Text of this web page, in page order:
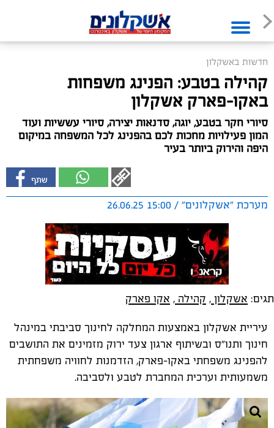
חדשות באשקלון
קהילה בטבע: הפנינג משפחות
באקו-פארק אשקלון
סיורי חקר בטבע, יוגה, סדנאות יצירה, סיורי עששיות ועוד
המון פעילויות מחכות לכם בהפנינג לכל המשפחה במיקום
היפה והירוק ביותר בעיר
מערכת "אשקלונים" / 15:00 26.06.25
תגים: אשקלון , קהילה , אקו פארק
עיריית אשקלון באמצעות המחלקה לחינוך סביבתי במינהל
חינוך ותנו"ס ובשיתוף ארגון צעד ירוק מזמינים את התושבים
להפנינג משפחתי באקו-פארק, הזדמנות לחוויה משפחתית
משמעותית וערכית המחברת לטבע ולסביבה.